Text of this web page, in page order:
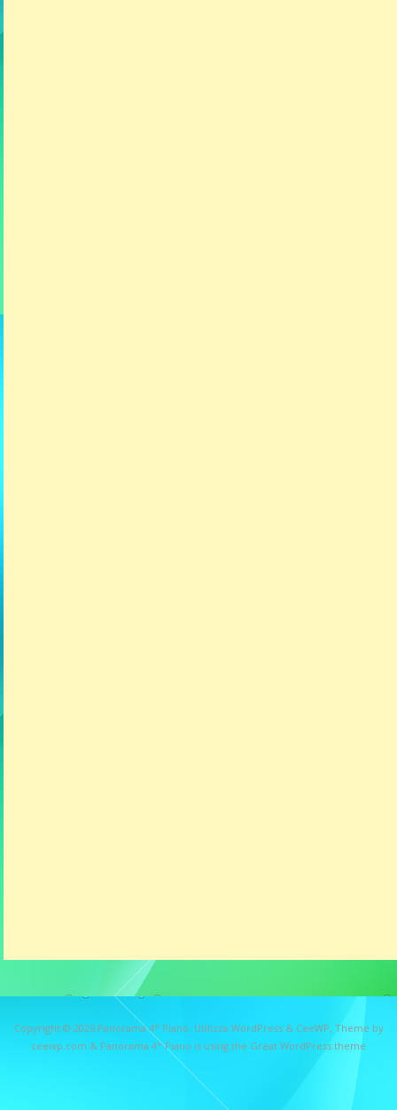
Copyright © 2026 Panorama 4° Piano. Utilizza WordPress& CeeWP, Theme by
ceewp.com & Panorama 4° Piano is using the Great WordPress theme